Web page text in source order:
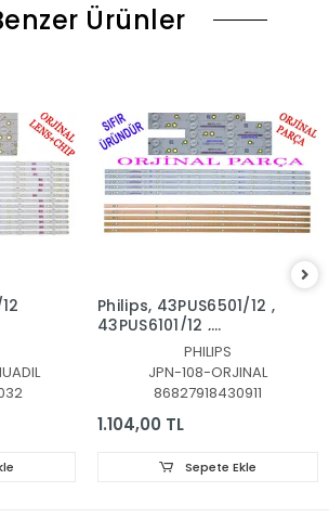
Ürünler
Philips, 43PUS6501/12 ,
43PUS6101/12 ,
43PUS6201/12,
43PUS7202,
43PUS6551, LED BAR
TAKIMI, ORJİNALİ
PHILIPS, LB43014, GJ-
PHILIPS
JPN-108-ORJINAL
86827918430911
1.104,00 TL
Sepete Ekle